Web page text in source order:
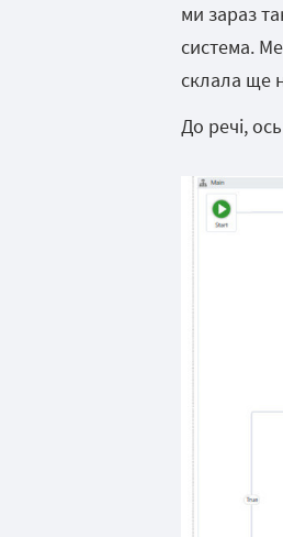
ми зараз
система.
склала ще
До речі,